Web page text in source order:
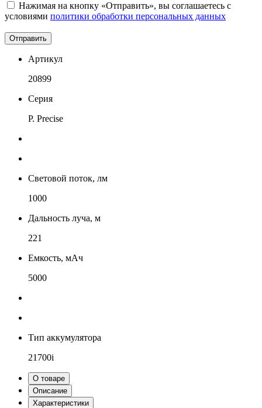
Нажимая на кнопку «Отправить», вы соглашаетесь с
условиями политики обработки персональных данных
Отправить
Артикул
20899
Серия
P. Precise
Световой поток, лм
1000
Дальность луча, м
221
Емкость, мАч
5000
Тип аккумулятора
21700i
О товаре
Описание
Характеристики